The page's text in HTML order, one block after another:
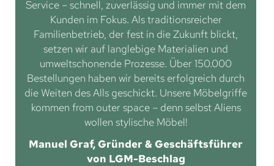
Service – schnell, zuverlässig und immer mit dem
Kunden im Fokus. Als traditionsreicher
Familienbetrieb, der fest in die Zukunft blickt,
setzen wir auf langlebige Materialien und
umweltschonende Prozesse. Über 150.000
Bestellungen haben wir bereits erfolgreich durch
die Weiten des Alls geschickt. Unsere Möbelgriffe
kommen from outer space – denn selbst Aliens
wollen stylische Möbel!
Manuel Graf, Gründer & Geschäftsführer
von LGM-Beschlag